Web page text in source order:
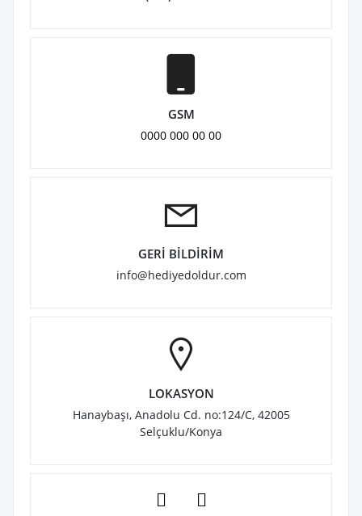
GSM
0000 000 00 00
GERİ BİLDİRİM
info@hediyedoldur.com
LOKASYON
Hanaybaşı, Anadolu Cd. no:124/C, 42005
Selçuklu/Konya